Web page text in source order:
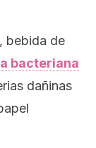
bebida de
bacteriana
dañinas